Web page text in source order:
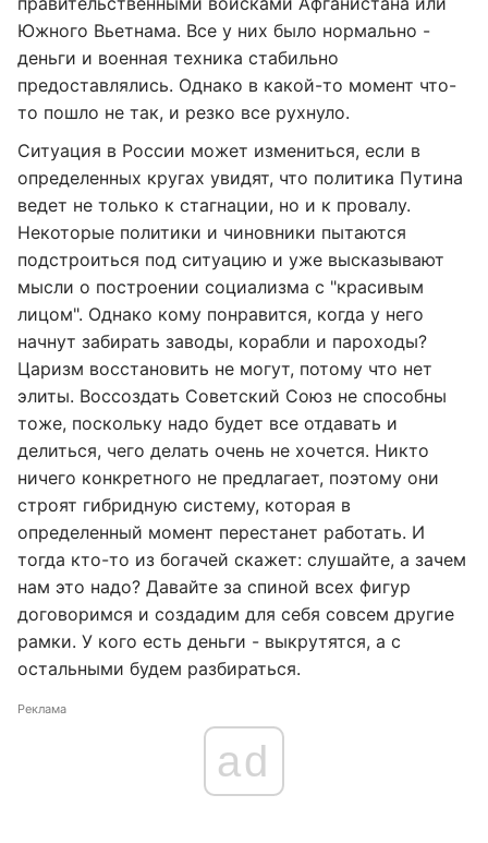
Южного Вьетнама. Все у них было нормально -
деньги и военная техника стабильно
предоставлялись. Однако в какой-то момент что-
то пошло не так, и резко все рухнуло.
Ситуация в России может измениться, если в
определенных кругах увидят, что политика Путина
ведет не только к стагнации, но и к провалу.
Некоторые политики и чиновники пытаются
подстроиться под ситуацию и уже высказывают
мысли о построении социализма с "красивым
лицом". Однако кому понравится, когда у него
начнут забирать заводы, корабли и пароходы?
Царизм восстановить не могут, потому что нет
элиты. Воссоздать Советский Союз не способны
тоже, поскольку надо будет все отдавать и
делиться, чего делать очень не хочется. Никто
ничего конкретного не предлагает, поэтому они
строят гибридную систему, которая в
определенный момент перестанет работать. И
тогда кто-то из богачей скажет: слушайте, а зачем
нам это надо? Давайте за спиной всех фигур
договоримся и создадим для себя совсем другие
рамки. У кого есть деньги - выкрутятся, а с
остальными будем разбираться.
Реклама
ad